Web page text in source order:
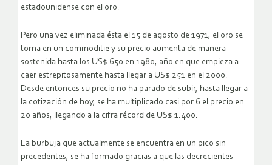
estadounidense con el oro.
Pero una vez eliminada ésta el 15 de agosto de 1971, el oro se
torna en un commoditie y su precio aumenta de manera
sostenida hasta los US$ 650 en 1980, año en que empieza a
caer estrepitosamente hasta llegar a US$ 251 en el 2000.
Desde entonces su precio no ha parado de subir, hasta llegar a
la cotización de hoy, se ha multiplicado casi por 6 el precio en
20 años, llegando a la cifra récord de US$ 1.400.
La burbuja que actualmente se encuentra en un pico sin
precedentes, se ha formado gracias a que las decrecientes